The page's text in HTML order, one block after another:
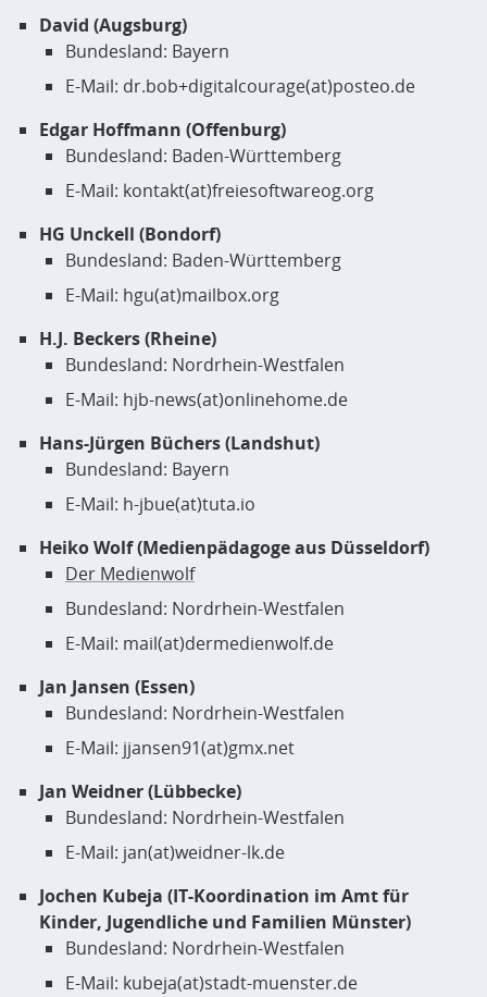
David (Augsburg)
Bundesland: Bayern
E-Mail: dr.bob+digitalcourage(at)posteo.de
Edgar Hoffmann (Offenburg)
Bundesland: Baden-Württemberg
E-Mail: kontakt(at)freiesoftwareog.org
HG Unckell (Bondorf)
Bundesland: Baden-Württemberg
E-Mail: hgu(at)mailbox.org
H.J. Beckers (Rheine)
Bundesland: Nordrhein-Westfalen
E-Mail: hjb-news(at)onlinehome.de
Hans-Jürgen Büchers (Landshut)
Bundesland: Bayern
E-Mail: h-jbue(at)tuta.io
Heiko Wolf (Medienpädagoge aus Düsseldorf)
Der Medienwolf
Bundesland: Nordrhein-Westfalen
E-Mail: mail(at)dermedienwolf.de
Jan Jansen (Essen)
Bundesland: Nordrhein-Westfalen
E-Mail: jjansen91(at)gmx.net
Jan Weidner (Lübbecke)
Bundesland: Nordrhein-Westfalen
E-Mail: jan(at)weidner-lk.de
Jochen Kubeja (IT-Koordination im Amt für
Kinder, Jugendliche und Familien Münster)
Bundesland: Nordrhein-Westfalen
E-Mail: kubeja(at)stadt-muenster.de